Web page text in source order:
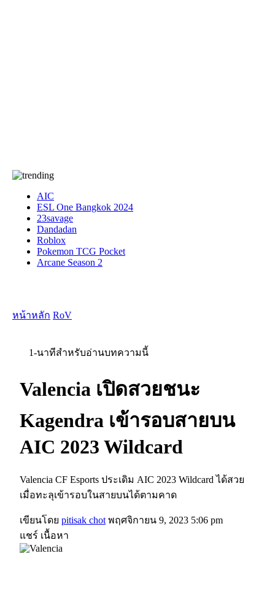
AIC
ESL One Bangkok 2024
23savage
Dandadan
Roblox
Pokemon TCG Pocket
Arcane Season 2
หน้าหลัก RoV
1-นาทีสำหรับอ่านบทความนี้
Valencia เปิดสวยชนะ
Kagendra เข้ารอบสายบน
AIC 2023 Wildcard
Valencia CF Esports ประเดิม AIC 2023 Wildcard ได้สวย
เมื่อทะลุเข้ารอบในสายบนได้ตามคาด
เขียนโดย pitisak chot พฤศจิกายน 9, 2023 5:06 pm
แชร์ เนื้อหา